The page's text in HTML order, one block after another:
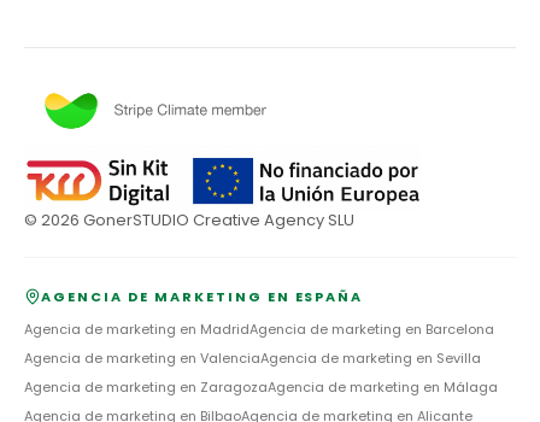
© 2026 GonerSTUDIO Creative Agency SLU
AGENCIA DE MARKETING EN ESPAÑA
Agencia de marketing en MadridAgencia de marketing en Barcelona
Agencia de marketing en ValenciaAgencia de marketing en Sevilla
Agencia de marketing en ZaragozaAgencia de marketing en Málaga
Agencia de marketing en BilbaoAgencia de marketing en Alicante